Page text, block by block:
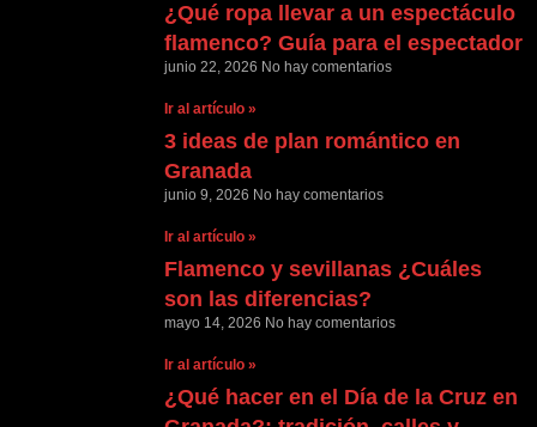
¿Qué ropa llevar a un espectáculo
flamenco? Guía para el espectador
junio 22, 2026 No hay comentarios
Ir al artículo »
3 ideas de plan romántico en
Granada
junio 9, 2026 No hay comentarios
Ir al artículo »
Flamenco y sevillanas ¿Cuáles
son las diferencias?
mayo 14, 2026 No hay comentarios
Ir al artículo »
¿Qué hacer en el Día de la Cruz en